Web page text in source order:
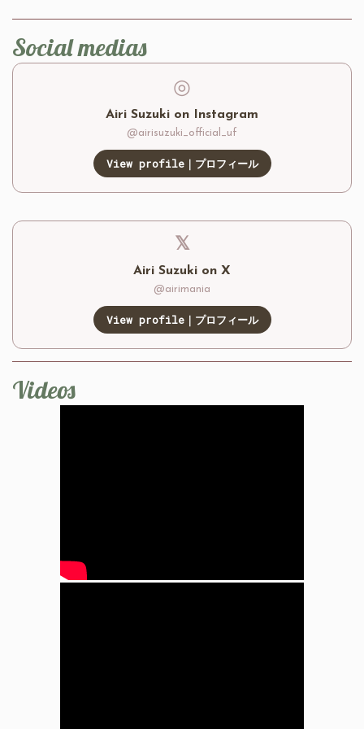
Social medias
◎
Airi Suzuki on Instagram
@airisuzuki_official_uf
View profile｜プロフィール
𝕏
Airi Suzuki on X
@airimania
View profile｜プロフィール
Videos